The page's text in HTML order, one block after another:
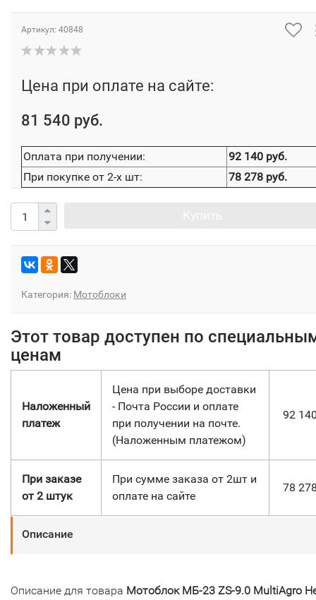
Артикул: 40848
Цена при оплате на сайте:
81 540 руб.
Оплата при получении:
92 140 руб.
При покупке от 2-х шт:
78 278 руб.
Категория: Мотоблоки
Этот товар доступен по
ценам
Наложенный
платеж
Цена при выборе доставки
- Почта России и оплате
при получении на почте.
(Наложенным платежом)
92
При заказе
от 2 штук
При сумме заказа от 2шт и
оплате на сайте
78
Описание
Описание для товара Мотоблок МБ-23 ZS-9.0 MultiAgro